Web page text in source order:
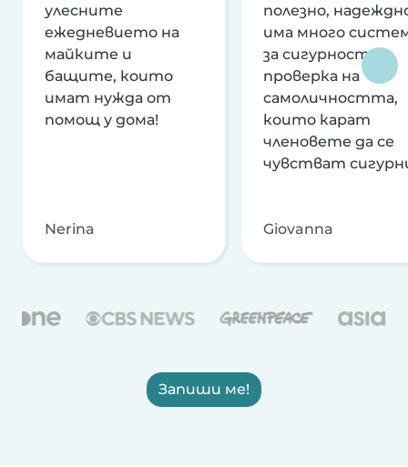
улесните
ежедневието на
майките и
бащите, които
имат нужда от
помощ у дома!
Nerina
полезно,
има много
за сигурност и
проверка на
самоличността,
които карат
членовете да се
чувстват
Giovanna
Запиши ме!